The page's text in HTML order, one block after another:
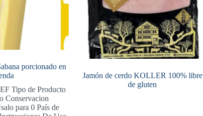
porcionado en
Tipo de Producto
Conservacion
para 0 País de
Jamón de cerdo KOLLER 100% libre
de gluten